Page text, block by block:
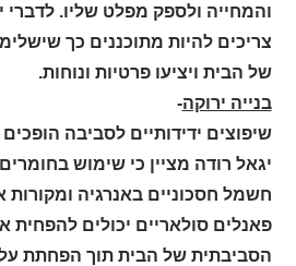
והמחייה ולספק מפלט שליו. לדברי
צריכים להיות מתוכננים כך
של הבית ויציעו פרטיות ונוחות.
בנייה ירוקה-
שיפוצים ידידותיים לסביבה הופכים
יגאל רודה מציין כי שימוש
חשמל חסכוניים באנרגיה
פאנלים סולאריים יכולים
הסביבתית של הבית תוך הפחתת